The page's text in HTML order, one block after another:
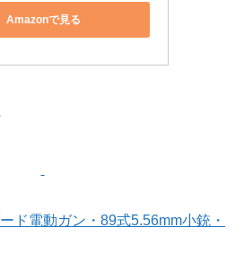
Amazonで見る
電動ガン・89式5.56mm小銃・